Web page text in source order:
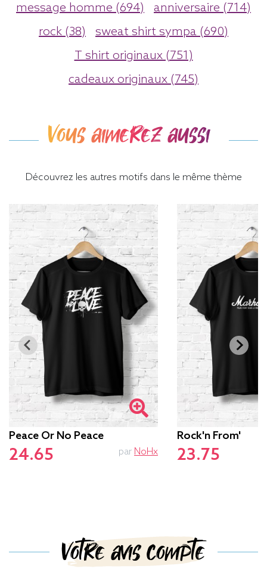
message homme (694)
anniversaire (714)
rock (38)
sweat shirt sympa (690)
T shirt originaux (751)
cadeaux originaux (745)
Vous aimerez aussi
Découvrez les autres motifs dans le même thème
Peace Or No Peace
24.65 par NoHx
Rock'n From'
23.75
Votre avis compte